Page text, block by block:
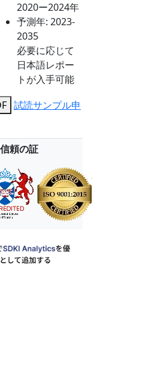
2020ー2024年
予測年: 2023-
2035
必要に応じて
日本語レポー
トが入手可能
試読サンプル申
頼の証